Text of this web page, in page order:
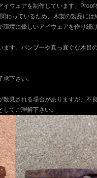
ウェアを制作しています。
わっているため、木製の製品に
境に優しいアイウェアを作り続け
す。バンブーや真っ直ぐな木目
下さい。
見される場合がありますが、不
てご理解下さい。